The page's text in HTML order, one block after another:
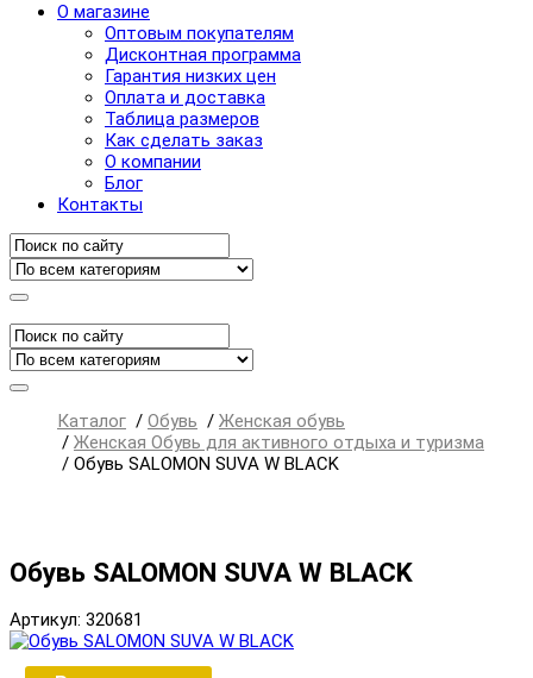
О магазине
Оптовым покупателям
Дисконтная программа
Гарантия низких цен
Оплата и доставка
Таблица размеров
Как сделать заказ
О компании
Блог
Контакты
Каталог / Обувь / Женская обувь
/ Женская Обувь для активного отдыха и туризма
/ Обувь SALOMON SUVA W BLACK
Обувь SALOMON SUVA W BLACK
Артикул: 320681